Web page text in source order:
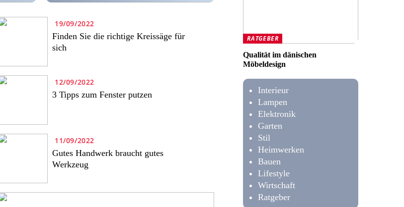
19/09/2022
Finden Sie die richtige Kreissäge für
sich
12/09/2022
3 Tipps zum Fenster putzen
11/09/2022
Gutes Handwerk braucht gutes
Werkzeug
RATGEBER
Qualität im dänischen
Möbeldesign
Interieur
Lampen
Elektronik
Garten
Stil
Heimwerken
Bauen
Lifestyle
Wirtschaft
Ratgeber